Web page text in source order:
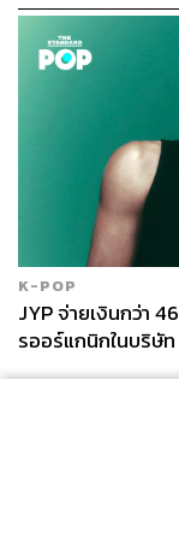
K-POP
JYP จ่ายเงินกว่า
รออร์แกนิกในบริษัท